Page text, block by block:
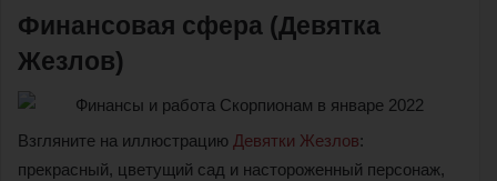
Финансовая сфера (Девятка
Жезлов)
Взгляните на иллюстрацию Девятки Жезлов:
прекрасный, цветущий сад и настороженный персонаж,